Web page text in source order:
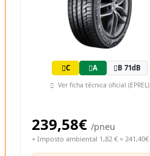
C A B 71dB
Ver ficha técnica oficial (EPREL)
239,58€ /pneu
+ Imposto ambiental 1,82 € = 241,40€